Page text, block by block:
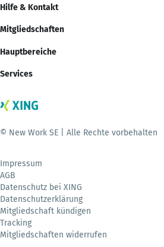
Hilfe & Kontakt
Mitgliedschaften
Hauptbereiche
Services
© New Work SE | Alle Rechte vorbehalten
Impressum
AGB
Datenschutz bei XING
Datenschutzerklärung
Mitgliedschaft kündigen
Tracking
Mitgliedschaften widerrufen